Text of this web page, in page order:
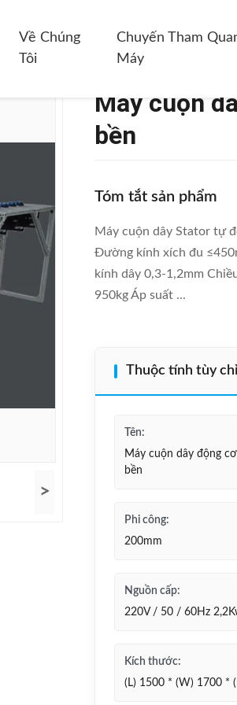
Về Chúng
Tôi
Chuyến Tham
Máy
>
Máy cuộn
bền
Tóm tắt sản phẩm
Máy cuộn dây Stator tự
Đường kính xích đu
kính dây 0,3-1,2mm
950kg Áp suất ...
Thuộc tính tùy
Tên:
Máy cuộn dây động
bền
Phi công:
200mm
Nguồn cấp:
220V / 50 / 60Hz
Kích thước:
(L) 1500 * (W) 1700 *